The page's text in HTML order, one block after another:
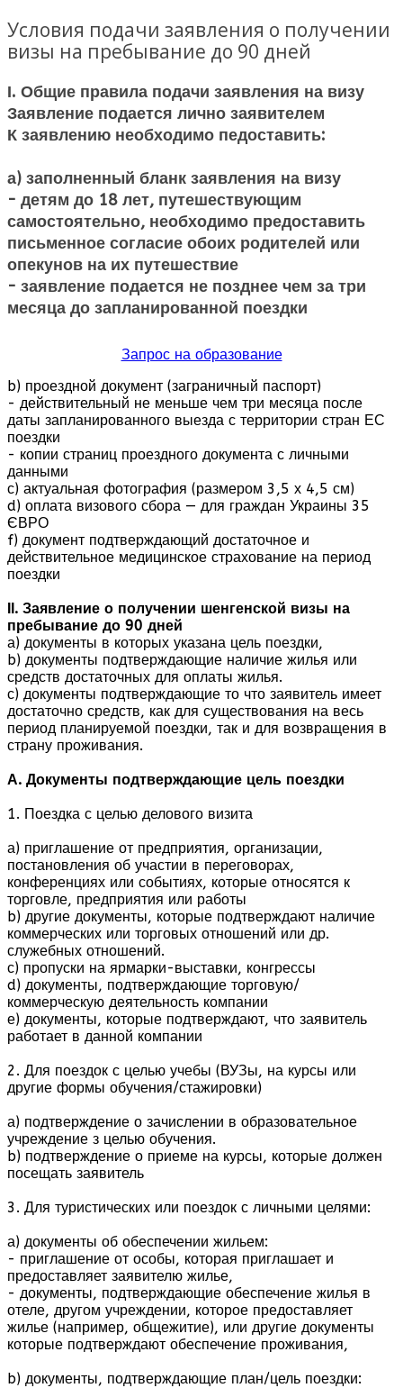
Условия подачи заявления о получении
визы на пребывание до 90 дней
І. Общие правила подачи заявления на визу
Заявление подается лично заявителем
К заявлению необходимо педоставить:
а) заполненный бланк заявления на визу
- детям до 18 лет, путешествующим
самостоятельно, необходимо предоставить
письменное согласие обоих родителей или
опекунов на их путешествие
- заявление подается не позднее чем за три
месяца до запланированной поездки
Запрос на образование
b) проездной документ (заграничный паспорт)
- действительный не меньше чем три месяца после
даты запланированного выезда с территории стран ЕС
поездки
- копии страниц проездного документа с личными
данными
с) актуальная фотография (размером 3,5 х 4,5 см)
d) оплата визового сбора — для граждан Украины 35
ЄВРО
f) документ подтверждающий достаточное и
действительное медицинское страхование на период
поездки
ІІ. Заявление о получении шенгенской визы на
пребывание до 90 дней
а) документы в которых указана цель поездки,
b) документы подтверждающие наличие жилья или
средств достаточных для оплаты жилья.
с) документы подтверждающие то что заявитель имеет
достаточно средств, как для существования на весь
период планируемой поездки, так и для возвращения в
страну проживания.
А. Документы подтверждающие цель поездки
1. Поездка с целью делового визита
а) приглашение от предприятия, организации,
постановления об участии в переговорах,
конференциях или событиях, которые относятся к
торговле, предприятия или работы
b) другие документы, которые подтверждают наличие
коммерческих или торговых отношений или др.
служебных отношений.
с) пропуски на ярмарки-выставки, конгрессы
d) документы, подтверждающие торговую/
коммерческую деятельность компании
е) документы, которые подтверждают, что заявитель
работает в данной компании
2. Для поездок с целью учебы (ВУЗы, на курсы или
другие формы обучения/стажировки)
а) подтверждение о зачислении в образовательное
учреждение з целью обучения.
b) подтверждение о приеме на курсы, которые должен
посещать заявитель
3. Для туристических или поездок с личными целями:
а) документы об обеспечении жильем:
- приглашение от особы, которая приглашает и
предоставляет заявителю жилье,
- документы, подтверждающие обеспечение жилья в
отеле, другом учреждении, которое предоставляет
жилье (например, общежитие), или другие документы
которые подтверждают обеспечение проживания,
b) документы, подтверждающие план/цель поездки: